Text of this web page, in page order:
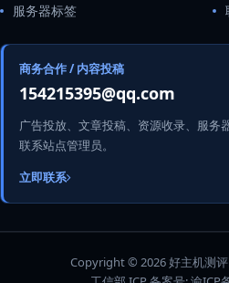
服务器标签
商务合作 / 内容投稿
154215395@qq.com
广告投放、文章投稿、资源收录、服务
联系站点管理员。
立即联系
Copyright © 2026 好主机测